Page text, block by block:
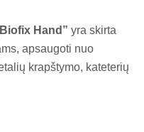
Hand” yra skirta
apsaugoti nuo
krapštymo, kateterių